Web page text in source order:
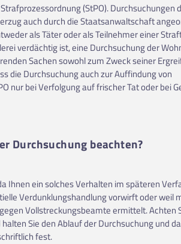
(StPO). Durchsuchungen
auch durch die Staatsanwaltschaft
als Täter oder als Teilnehmer einer
verdächtig ist, eine Durchsuchung der
Sachen sowohl zum Zweck seiner
die Durchsuchung auch zur Auffindung von
nur bei Verfolgung auf frischer Tat oder bei
Durchsuchung beachten?
Ihnen ein solches Verhalten im späteren
Verdunklungshandlung vorwirft oder weil
Vollstreckungsbeamte ermittelt. Achten
Sie den Ablauf der Durchsuchung und
fest.